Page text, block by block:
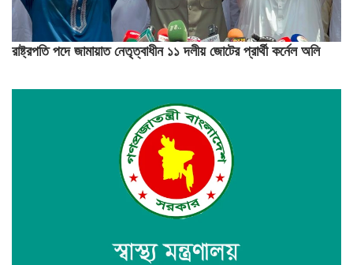
রাষ্ট্রপতি পদে জামায়াত নেতৃত্বাধীন ১১ দলীয় জোটের প্রার্থী কর্নেল অলি